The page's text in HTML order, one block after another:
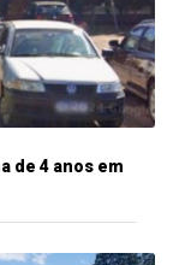
de 4 anos em